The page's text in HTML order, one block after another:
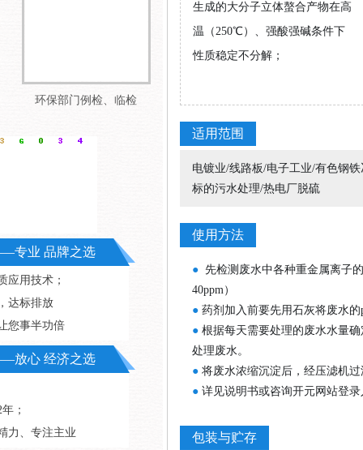
环保部门例检、临检
设备维护成本高
业 品牌之选
应用技术；
达标排放
您事半功倍
心 经济之选
；
力、专注主业
生成的大分子立体螯合产物在高
温（250℃）、强酸强碱条件下
性质稳定不分解；
适用范围
电镀业/线路板/电子工业/有色钢
标的污水处理/热电厂脱硫
使用方法
● 先检测废水中各种重金属离子
40ppm）
● 药剂加入前要先用石灰将废水
● 根据每天需要处理的废水水量
处理废水。
● 将废水浓缩沉淀后，经压滤机
● 详见说明书或咨询开元网站登
包装与贮存